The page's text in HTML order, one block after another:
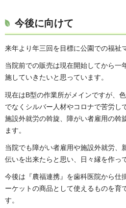
今後に向けて
来年より年三回を目標に公園での福祉
当院前での販売は現在開始してから一
施していきたいと思っています。
現在はB型の作業所がメインですが、
でなくシルバー人材やコロナで苦労し
施設外就労の斡旋、障がい者雇用の斡
ます。
当院でも障がい者雇用や施設外就労、
伝いを出来たらと思い、日々縁を作っ
今後は『農福連携』を歯科医院から仕
ーケットの商品として使えるものを育
す。